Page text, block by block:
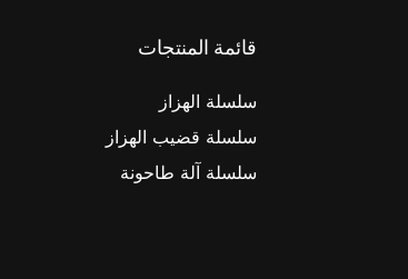
قائمة المنتجات
سلسلة الهزاز
سلسلة قضيب الهزاز
سلسلة آلة طاحونة